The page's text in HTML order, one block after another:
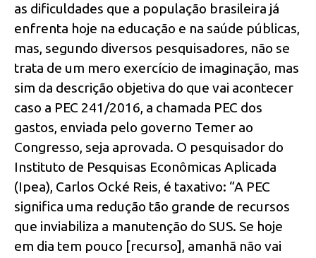
as dificuldades que a população brasileira já
enfrenta hoje na educação e na saúde públicas,
mas, segundo diversos pesquisadores, não se
trata de um mero exercício de imaginação, mas
sim da descrição objetiva do que vai acontecer
caso a PEC 241/2016, a chamada PEC dos
gastos, enviada pelo governo Temer ao
Congresso, seja aprovada. O pesquisador do
Instituto de Pesquisas Econômicas Aplicada
(Ipea), Carlos Ocké Reis, é taxativo: “A PEC
significa uma redução tão grande de recursos
que inviabiliza a manutenção do SUS. Se hoje
em dia tem pouco [recurso], amanhã não vai